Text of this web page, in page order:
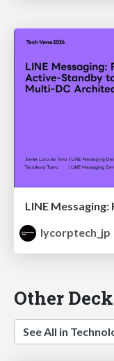
lycorptech_jp
Other
See All in